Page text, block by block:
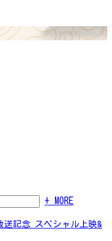
+ MORE
送記念 スペシャル上映&